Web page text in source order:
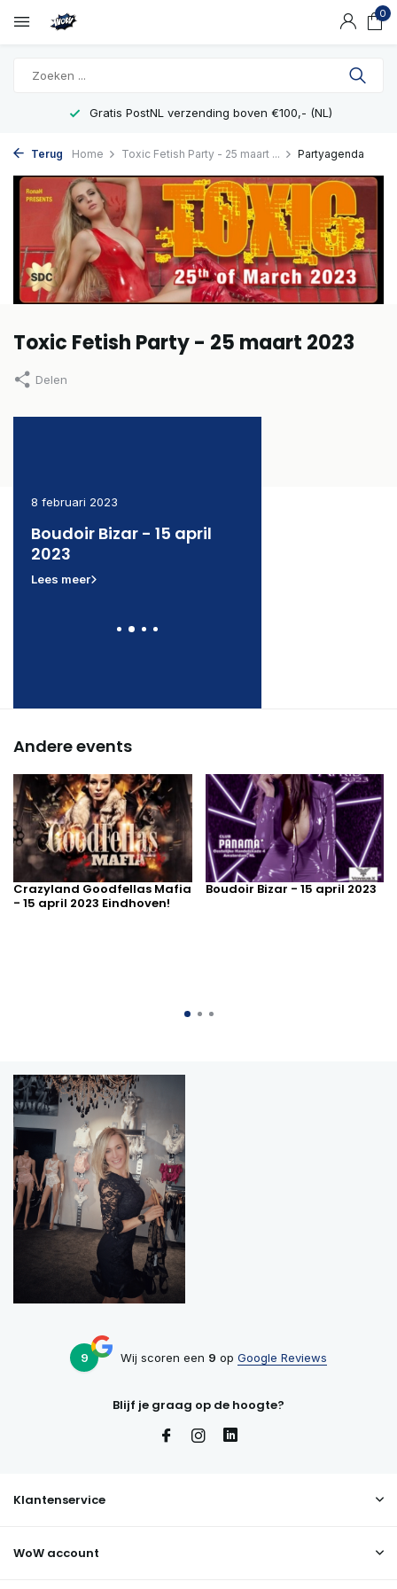
0
Gratis PostNL verzending boven €100,- (NL)
Terug Home Toxic Fetish Party - 25 maart ... Partyagenda
Toxic Fetish Party - 25 maart 2023
Delen
8 februari 2023
Boudoir Bizar - 15 april
2023
Lees meer
Andere events
Crazyland Goodfellas Mafia
- 15 april 2023 Eindhoven!
Boudoir Bizar - 15 april 2023
9 Wij scoren een 9 op Google Reviews
Blijf je graag op de hoogte?
Klantenservice
WoW account